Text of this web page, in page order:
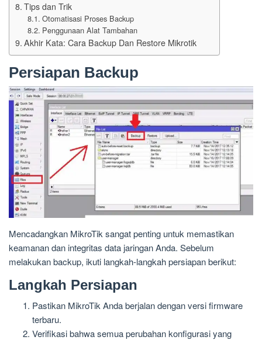
Tips dan Trik
Otomatisasi Proses Backup
Penggunaan Alat Tambahan
Akhir Kata: Cara Backup Dan Restore Mikrotik
Persiapan Backup
Mencadangkan MikroTik sangat penting untuk memastikan
keamanan dan integritas data jaringan Anda. Sebelum
melakukan backup, ikuti langkah-langkah persiapan berikut:
Langkah Persiapan
Pastikan MikroTik Anda berjalan dengan versi firmware
terbaru.
Verifikasi bahwa semua perubahan konfigurasi yang